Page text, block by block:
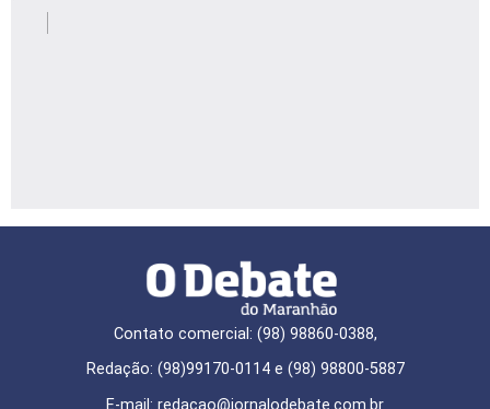
Contato comercial: (98) 98860-0388,
Redação: (98)99170-0114 e (98) 98800-5887
E-mail: redaçao@jornalodebate.com.br